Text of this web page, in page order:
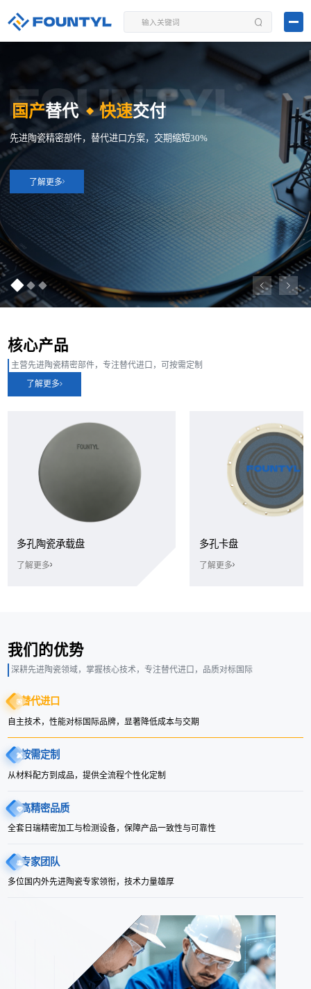
国产替代 ◆ 快速交付
先进陶瓷精密部件，替代进口方案，交期缩短30%
了解更多
核心产品
主营先进陶瓷精密部件，专注替代进口，可按需定制
了解更多
多孔陶瓷承载盘
了解更多
多孔卡盘
了解更多
我们的优势
深耕先进陶瓷领域，掌握核心技术，专注替代进口，品质对标国际
替代进口
自主技术，性能对标国际品牌，显著降低成本与交期
按需定制
从材料配方到成品，提供全流程个性化定制
高精密品质
全套日瑞精密加工与检测设备，保障产品一致性与可靠性
专家团队
多位国内外先进陶瓷专家领衔，技术力量雄厚